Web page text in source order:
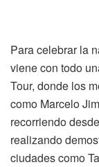
Para celebrar la
viene con todo
Tour, donde los
como Marcelo
recorriendo
realizando
ciudades como